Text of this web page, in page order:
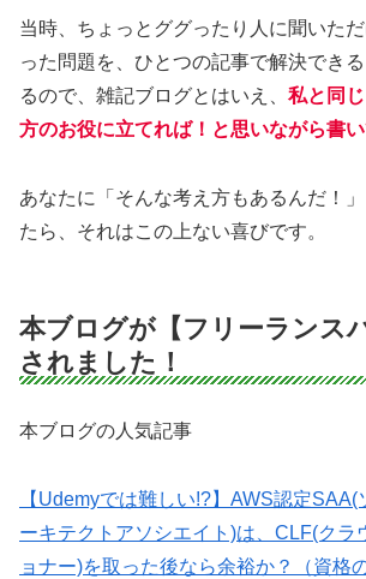
当時、ちょっとググったり人に聞いた
った問題を、ひとつの記事で解決でき
るので、雑記ブログとはいえ、 私と同
方のお役に立てれば！と思いながら書い
あなたに「そんな考え方もあるんだ！
たら、それはこの上ない喜びです。
本ブログが【フリーランス
されました！
本ブログの人気記事
【Udemyでは難しい!?】AWS認定
ーキテクトアソシエイト)は、CLF(クラ
ョナー)を取った後なら余裕か？（資格